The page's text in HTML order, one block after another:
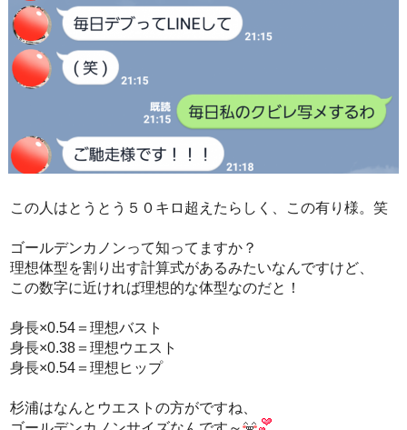
この人はとうとう５０キロ超えたらしく、この有り様。笑
ゴールデンカノンって知ってますか？
理想体型を割り出す計算式があるみたいなんですけど、
この数字に近ければ理想的な体型なのだと！
身長×0.54＝理想バスト
身長×0.38＝理想ウエスト
身長×0.54＝理想ヒップ
杉浦はなんとウエストの方がですね、